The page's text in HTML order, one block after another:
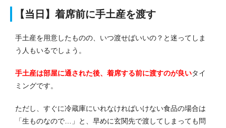
【当日】着席前に手土産を渡す
手土産を用意したものの、いつ渡せばいいの？と迷ってしま
う人もいるでしょう。
手土産は部屋に通された後、着席する前に渡すのが良いタイ
ミングです。
ただし、すぐに冷蔵庫にいれなければいけない食品の場合は
「生ものなので…」と、早めに玄関先で渡してしまっても問